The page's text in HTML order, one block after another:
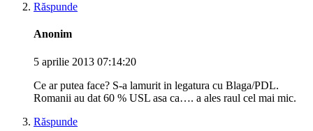
Răspunde
Anonim
5 aprilie 2013 07:14:20
Ce ar putea face? S-a lamurit in legatura cu Blaga/PDL.
Romanii au dat 60 % USL asa ca…. a ales raul cel mai mic.
Răspunde